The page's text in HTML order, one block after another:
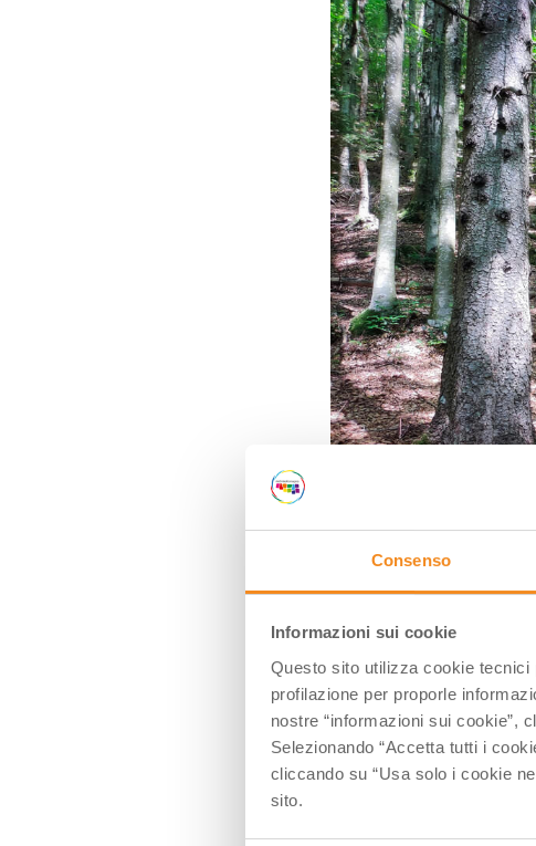
Consenso
Informazioni sui cookie
Questo sito utilizza cookie tecnici
profilazione per proporle
nostre “informazioni sui cookie”,
Selezionando “Accetta tutti i
cliccando su “Usa solo i cookie
sito.
Dopo il primo breve
superata una salita,
dei Rioo